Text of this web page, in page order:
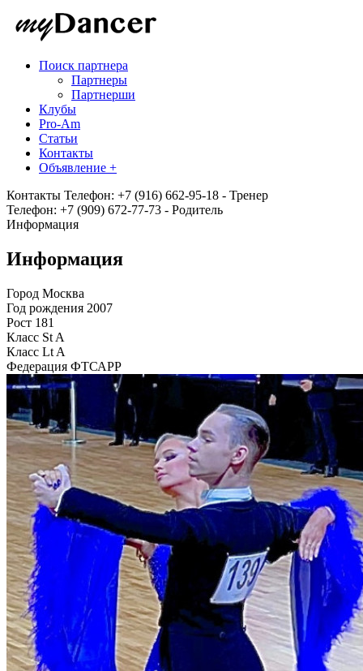
Поиск партнера
Партнеры
Партнерши
Клубы
Pro-Am
Статьи
Контакты
Объявление +
Контакты Телефон: +7 (916) 662-95-18 - Тренер
Телефон: +7 (909) 672-77-73 - Родитель
Информация
Информация
Город Москва
Год рождения 2007
Рост 181
Класс St A
Класс Lt A
Федерация ФТСАРР